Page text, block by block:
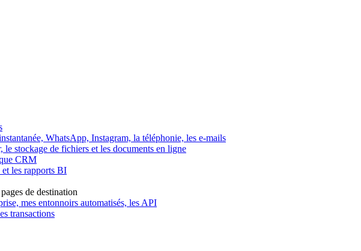
WhatsApp, Instagram, la téléphonie, les e-mails
le stockage de fichiers et les documents en ligne
CRM
et les rapports BI
de destination
mes entonnoirs automatisés, les API
transactions